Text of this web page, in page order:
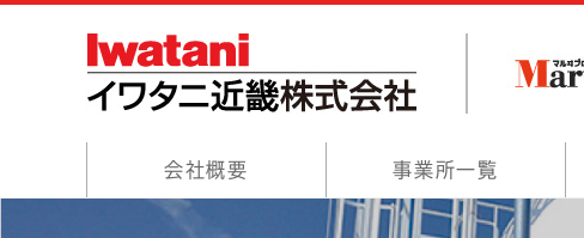
会社概要 事業所一覧